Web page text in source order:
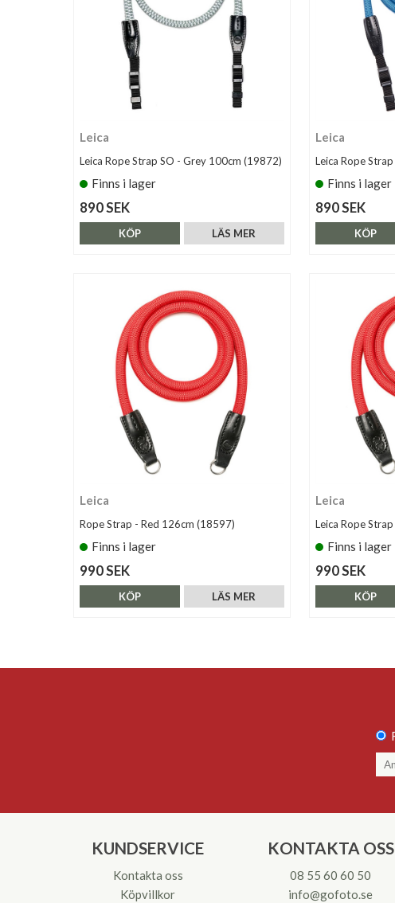
Leica
Leica Rope Strap SO - Grey 100cm (19872)
Finns i lager
890 SEK
LÄS MER
KÖP
Leica
Leica Rope
Finns i lager
890 SEK
KÖP
Leica
Rope Strap - Red 126cm (18597)
Finns i lager
990 SEK
LÄS MER
KÖP
Leica
Leica Rope
Finns i lager
990 SEK
KÖP
KUNDSERVICE
Kontakta oss
Köpvillkor
KONTAKTA OSS
08 55 60 60 50
info@gofoto.se